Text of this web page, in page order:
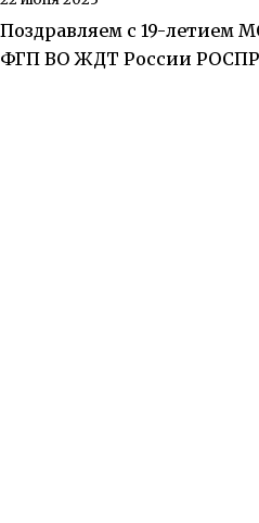
Поздравляем с 19-летием
ФГП ВО ЖДТ России